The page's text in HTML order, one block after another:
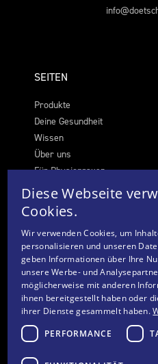
SEITEN
Produkte
Deine Gesundheit
Wissen
Über uns
Für Physiopraxen
WEITERE LINKS
Cookie-Einstellungen
Kontakt
Datenschutz & Disclaimer
Diese Webseite
Cookies.
Wir verwenden Cookies, um
personalisieren und unseren
geben Informationen über Ihre
unsere Werbe- und
möglicherweise mit anderen
ihnen bereitgestellt haben oder
ihrer Dienste gesammelt haben.
PERFORMANCE